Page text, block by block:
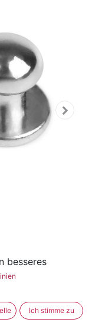
besseres
Ich stimme zu